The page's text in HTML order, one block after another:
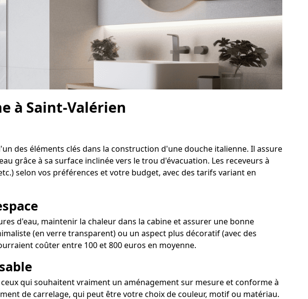
à Saint-Valérien
des éléments clés dans la construction d'une douche italienne. Il assure
grâce à sa surface inclinée vers le trou d'évacuation. Les receveurs à
selon vos préférences et votre budget, avec des tarifs variant en
d'eau, maintenir la chaleur dans la cabine et assurer une bonne
(en verre transparent) ou un aspect plus décoratif (avec des
coûter entre 100 et 800 euros en moyenne.
qui souhaitent vraiment un aménagement sur mesure et conforme à
de carrelage, qui peut être votre choix de couleur, motif ou matériau.